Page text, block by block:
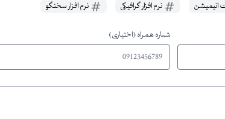
انیمیشن نرم افزار گرافیکی نرم افزار سخنگو
شماره همراه (اختیاری)